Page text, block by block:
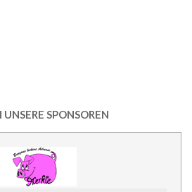
SPONSOREN